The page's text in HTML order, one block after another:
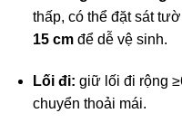
thấp, có thể đặt sát
15 cmđể dễ vệ sinh.
Lối đi: giữ lối đi rộng
chuyển thoải mái.